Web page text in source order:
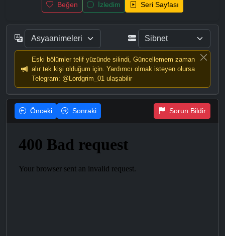
Beğen İzledim Seri Sayfası
Eski bölümler telif yüzünde silindi, Güncellemem zaman
alır tek kişi olduğum için. Yardımcı olmak isteyen olursa
Telegram: @Lordgrim_01 ulaşabilir
Önceki Sonraki Sorun Bildir